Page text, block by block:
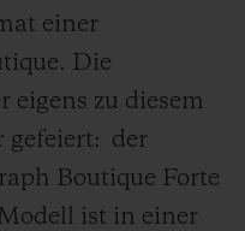
einer
Die
zu diesem
gefeiert: der
Boutique Forte
ist in einer